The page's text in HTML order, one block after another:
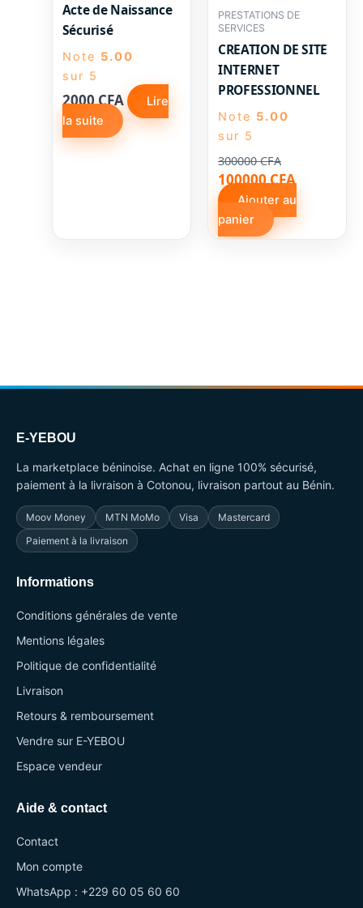
Acte de Naissance
Sécurisé
Note 5.00
sur 5
2000CFA
Lire
la suite
PRESTATIONS DE
SERVICES
CREATION DE SITE
INTERNET
PROFESSIONNEL
Note 5.00
sur 5
300000CFA
Le
prix
initial
était :
100000CFALe
prix
actuel
Ajouter au
panier
E-YEBOU
La marketplace béninoise. Achat en ligne 100% sécurisé,
paiement à la livraison à Cotonou, livraison partout au Bénin.
Moov Money MTN MoMo Visa
Mastercard
Paiement à la livraison
Informations
Conditions générales de vente
Mentions légales
Politique de confidentialité
Livraison
Retours & remboursement
Vendre sur E-YEBOU
Espace vendeur
Aide & contact
Contact
Mon compte
WhatsApp : +229 60 05 60 60